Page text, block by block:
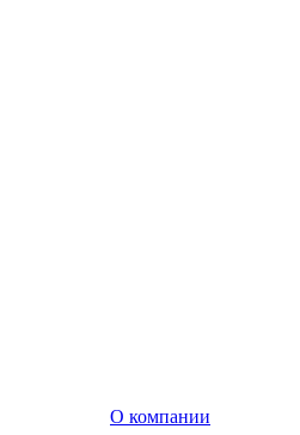
О компании